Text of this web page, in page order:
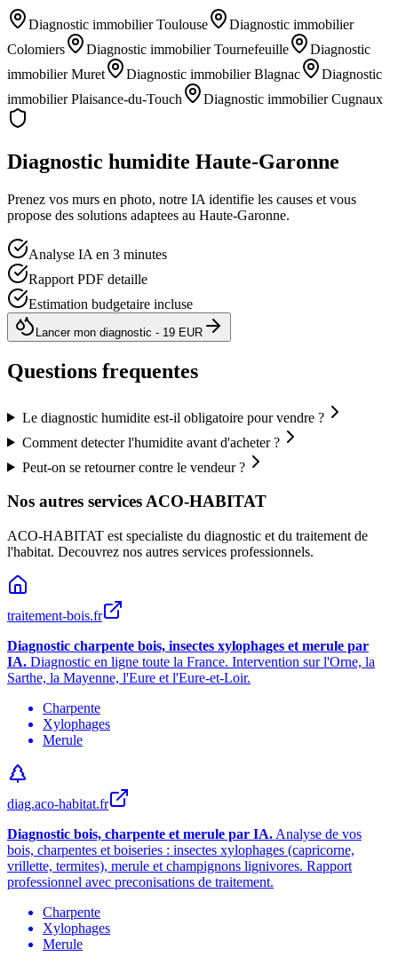
Diagnostic immobilier Toulouse
Diagnostic immobilier
Colomiers
Diagnostic immobilier Tournefeuille
Diagnostic
immobilier Muret Diagnostic immobilier Blagnac
Diagnostic
immobilier Plaisance-du-Touch Diagnostic immobilier Cugnaux
Diagnostic humidite Haute-Garonne
Prenez vos murs en photo, notre IA identifie les causes et vous
propose des solutions adaptees au Haute-Garonne.
Analyse IA en 3 minutes
Rapport PDF detaille
Estimation budgetaire incluse
Lancer mon diagnostic - 19 EUR
Questions frequentes
Le diagnostic humidite est-il obligatoire pour vendre ?
Comment detecter l'humidite avant d'acheter ?
Peut-on se retourner contre le vendeur ?
Nos autres services ACO-HABITAT
ACO-HABITAT est specialiste du diagnostic et du traitement de
l'habitat. Decouvrez nos autres services professionnels.
traitement-bois.fr
Diagnostic charpente bois, insectes xylophages et merule par
IA. Diagnostic en ligne toute la France. Intervention sur l'Orne, la
Sarthe, la Mayenne, l'Eure et l'Eure-et-Loir.
Charpente
Xylophages
Merule
diag.aco-habitat.fr
Diagnostic bois, charpente et merule par IA. Analyse de vos
bois, charpentes et boiseries : insectes xylophages (capricorne,
vrillette, termites), merule et champignons lignivores. Rapport
professionnel avec preconisations de traitement.
Charpente
Xylophages
Merule